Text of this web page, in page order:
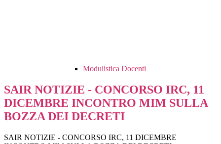
Modulistica Docenti
SAIR NOTIZIE - CONCORSO IRC, 11
DICEMBRE INCONTRO MIM SULLA
BOZZA DEI DECRETI
SAIR NOTIZIE - CONCORSO IRC, 11 DICEMBRE